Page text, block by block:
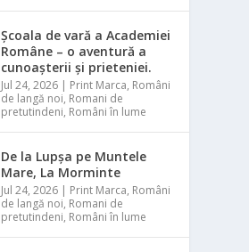
Școala de vară a Academiei
Române – o aventură a
cunoașterii și prieteniei.
Jul 24, 2026 | Print Marca, Români
de langă noi, Romani de
pretutindeni, Români în lume
De la Lupșa pe Muntele
Mare, La Morminte
Jul 24, 2026 | Print Marca, Români
de langă noi, Romani de
pretutindeni, Români în lume